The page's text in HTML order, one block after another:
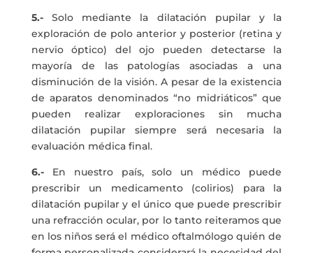
5.-Solo mediante la dilatación pupilar y la
exploración de polo anterior y posterior (retina y
nervio óptico) del ojo pueden detectarse la
mayoría de las patologías asociadas a una
disminución de la visión. A pesar de la existencia
de aparatos denominados “no midriáticos” que
pueden realizar exploraciones sin mucha
dilatación pupilar siempre será necesaria la
evaluación médica final.
6.-En nuestro país, solo un médico puede
prescribir un medicamento (colirios) para la
dilatación pupilar y el único que puede prescribir
una refracción ocular, por lo tanto reiteramos que
en los niños será el médico oftalmólogo quién de